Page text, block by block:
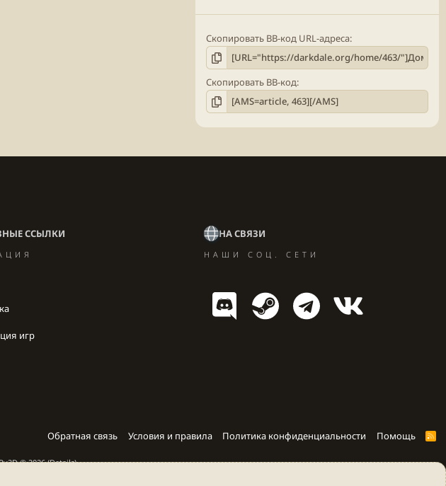
Скопировать BB-код URL-адреса
Скопировать BB-код
ССЫЛКИ
игр
НА СВЯЗИ
НАШИ СОЦ. СЕТИ
Обратная связь Условия и правила Политика конфиденциальности Помощь
R
© 2026 (Details)